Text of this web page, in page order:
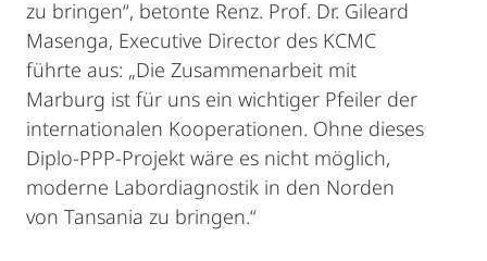
zu bringen“, betonte Renz. Prof. Dr. Gileard
Masenga, Executive Director des KCMC
führte aus: „Die Zusammenarbeit mit
Marburg ist für uns ein wichtiger Pfeiler der
internationalen Kooperationen. Ohne dieses
Diplo-PPP-Projekt wäre es nicht möglich,
moderne Labordiagnostik in den Norden
von Tansania zu bringen.“